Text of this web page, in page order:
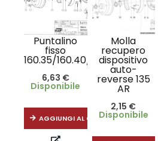
Puntalino
fisso
160.35/160.40/200.35
6,63 €
Disponibile
AGGIUNGI AL CARRELLO
Molla
recupero
dispositivo
auto-
reverse 135
AR
2,15 €
Disponibile